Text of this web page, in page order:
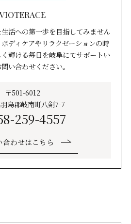
活への第一歩を目指してみません
ディケアやリラクゼーションの時
輝ける毎日を岐阜にてサポートい
い合わせください。
〒501-6012
島郡岐南町八剣7-7
259-4557
合わせはこちら